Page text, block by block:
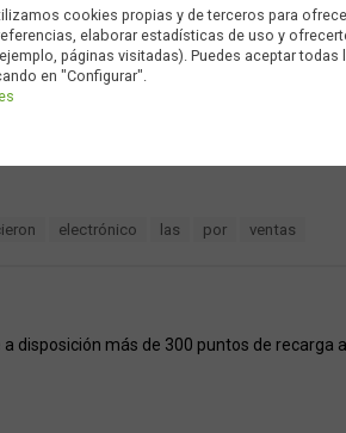
electrónico las por ventas
a disposición más de 300 puntos de recarga
cookies propias y de terceros para
elaborar estadísticas de uso y
páginas visitadas). Puedes aceptar
en "Configurar".